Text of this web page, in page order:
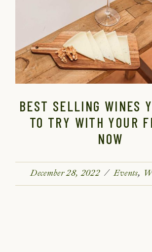
BEST SELLING WINES
TO TRY WITH YOUR
NOW
December 28, 2022 Events